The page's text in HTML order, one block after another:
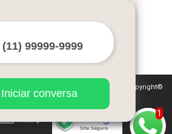
à proteção de direitos autorais. Copyright©
9610 de 19/02/1998)
1
Iniciar conversa